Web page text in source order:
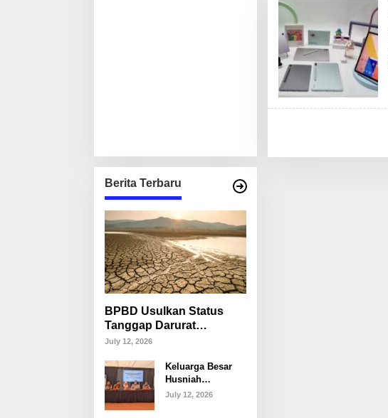
Berita Terbaru
BPBD Usulkan Status
Tanggap Darurat
Kekeringan di Makassar,
Mulai Krisis Air Bersih
July 12, 2026
Keluarga Besar
Husniah
Talenrang
July 12, 2026